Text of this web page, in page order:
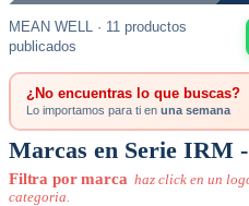
MEAN WELL · 11 productos
publicados
¿No encuentras lo que buscas?
Lo importamos para ti en una semana
Marcas en Serie IRM
Filtra por marca haz click en un
categoria.